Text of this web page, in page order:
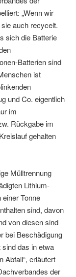
„Wenn wir
auch recycelt.
sich die Batterie
Batterien sind
ist
und Co. eigentlich
im
Rückgabe im
gehalten
Mülltrennung
Lithium-
einer Tonne
sind, davon
von diesen sind
bei Beschädigung
das in etwa
Abfall“, erläutert
der